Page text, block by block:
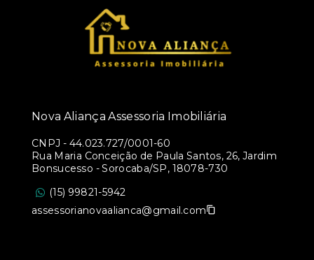
Nova Aliança Assessoria Imobiliária
CNPJ - 44.023.727/0001-60
Rua Maria Conceição de Paula Santos, 26, Jardim
Bonsucesso - Sorocaba/SP, 18078-730
(15) 99821-5942
assessorianovaalianca@gmail.com